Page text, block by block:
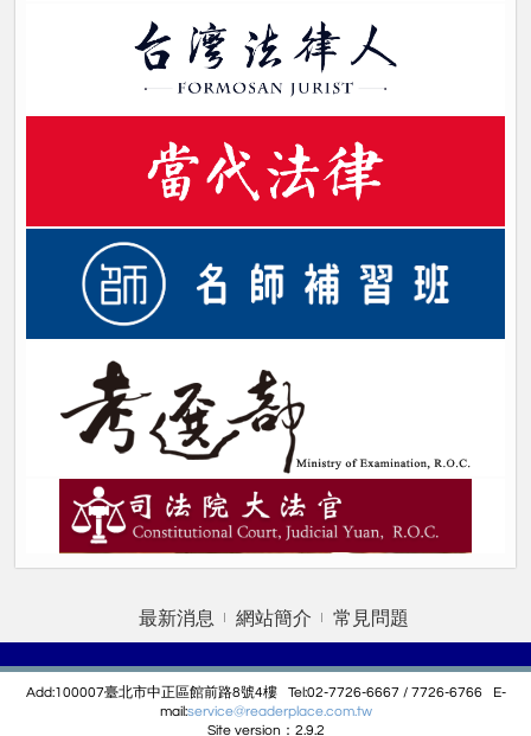
最新消息 網站簡介 常見問題
Add:100007臺北市中正區館前路8號4樓 Tel:02-7726-6667 / 7726-6766 E-
mail:service@readerplace.com.tw
Site version：2.9.2